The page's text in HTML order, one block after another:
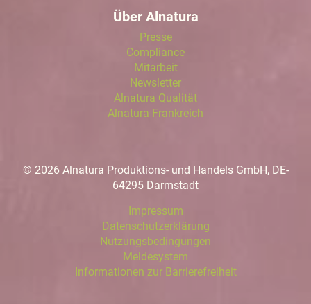
Über Alnatura
Presse
Compliance
Mitarbeit
Newsletter
Alnatura Qualität
Alnatura Frankreich
© 2026 Alnatura Produktions- und Handels GmbH, DE-
64295 Darmstadt
Impressum
Datenschutzerklärung
Nutzungsbedingungen
Meldesystem
Informationen zur Barrierefreiheit